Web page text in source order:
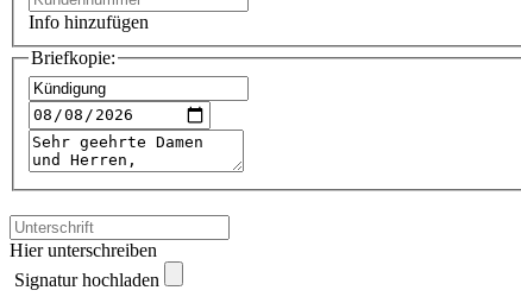
Info hinzufügen
Briefkopie:
Hier unterschreiben
Signatur hochladen